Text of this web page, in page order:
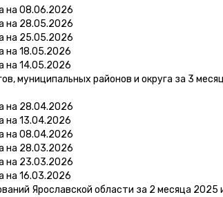
на 08.06.2026
на 28.05.2026
на 25.05.2026
на 18.05.2026
на 14.05.2026
муниципальных районов и округа за 3
на 28.04.2026
на 13.04.2026
на 08.04.2026
на 28.03.2026
на 23.03.2026
на 16.03.2026
Ярославской области за 2 месяца 2025